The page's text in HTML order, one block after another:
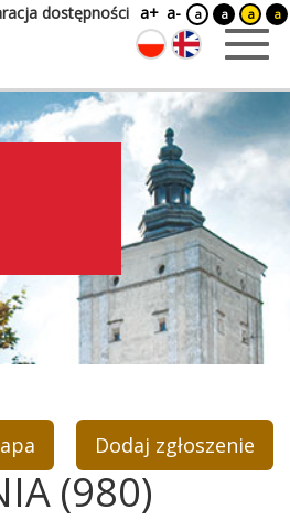
dostępności a+ a- a a a a
Dodaj zgłoszenie
(980)